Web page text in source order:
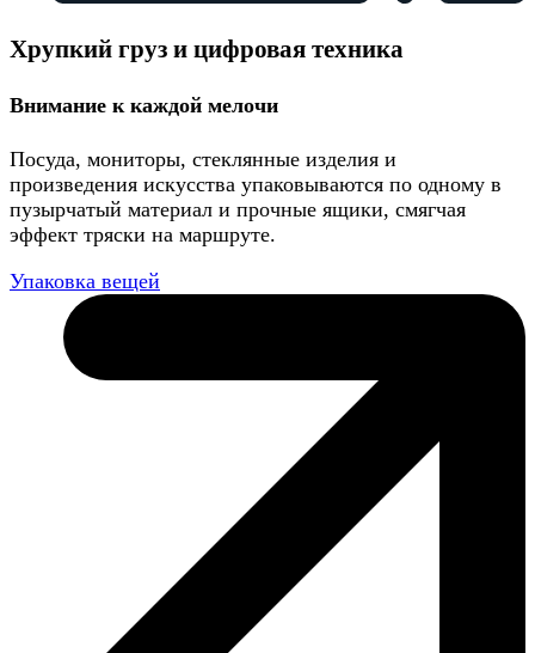
Хрупкий груз и цифровая техника
Внимание к каждой мелочи
Посуда, мониторы, стеклянные изделия и
произведения искусства упаковываются по одному в
пузырчатый материал и прочные ящики, смягчая
эффект тряски на маршруте.
Упаковка вещей